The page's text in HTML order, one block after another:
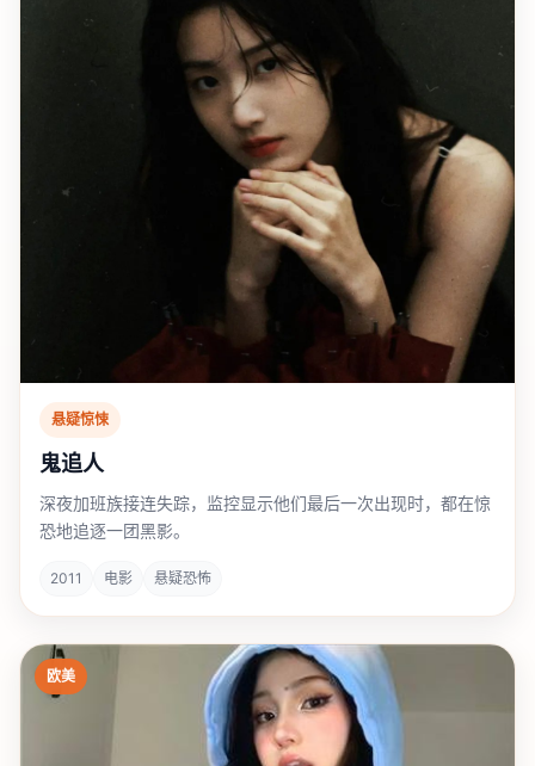
悬疑惊悚
鬼追人
深夜加班族接连失踪，监控显示他们最后一次出现时，都在惊
恐地追逐一团黑影。
2011 电影 悬疑恐怖
欧美